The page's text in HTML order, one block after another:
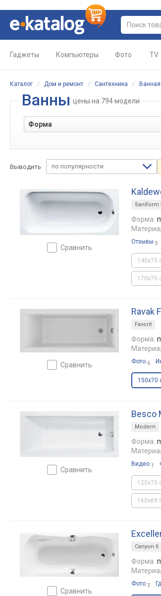
Гаджеты Компьютеры Фото TV
Каталог / Дом и ремонт / Сантехника /
Ванны цены на 794 модели
Выводить по популярности
сравнить
Saniform
Форма:
Отзывы 5
140x70
170x70
сравнить
Ravak
Favorit
Форма:
Фото 6
150x70
сравнить
Besco
Modern
Форма:
Видео 1
120x70
сравнить
Canyon II
Форма:
Фото 3